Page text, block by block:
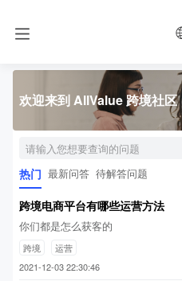
欢迎来到 AllValue 跨境社区
热门 最新问答 待解答问题
跨境电商平台有哪些运营方法
你们都是怎么获客的
跨境
运营
2021-12-03 22:30:46